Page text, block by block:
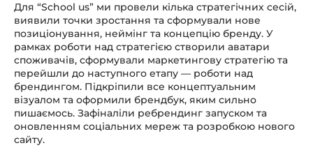
Для “School us” ми провели кілька стратегічних сесій,
виявили точки зростання та сформували нове
позиціонування, неймінг та концепцію бренду. У
рамках роботи над стратегією створили аватари
споживачів, сформували маркетингову стратегію та
перейшли до наступного етапу — роботи над
брендингом. Підкріпили все концептуальним
візуалом та оформили брендбук, яким сильно
пишаємось. Зафіналіли ребрендинг запуском та
оновленням соціальних мереж та розробкою нового
сайту.